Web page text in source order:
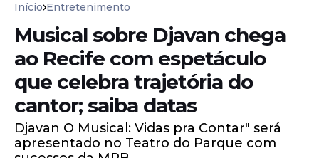
Início Entretenimento
Musical sobre Djavan chega
ao Recife com espetáculo
que celebra trajetória do
cantor; saiba datas
Djavan O Musical: Vidas pra Contar" será
apresentado no Teatro do Parque com